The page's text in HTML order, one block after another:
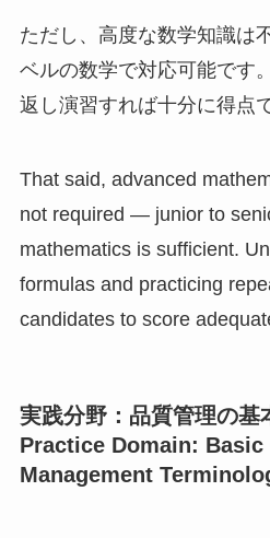
ただし、高度な数学知識は
ベルの数学で対応可能です
返し演習すれば十分に得点
That said, advanced
not required — junior to
mathematics is sufficient.
formulas and practicing
candidates to score
実践分野：品質管理の
Practice Domain:
Management